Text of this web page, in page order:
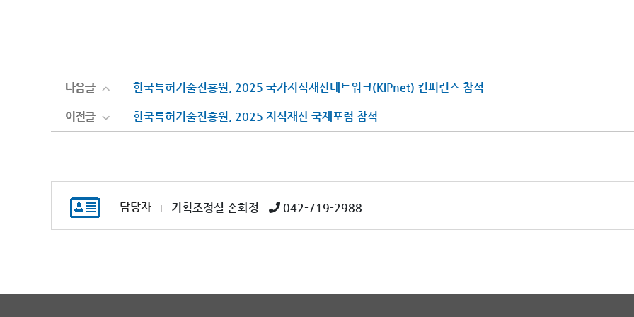
다음글 한국특허기술진흥원, 2025 국가지식재산네트워크(KIPnet) 컨퍼런스 참석
다음글
이전글 한국특허기술진흥원, 2025 지식재산 국제포럼 참석
이전글
담당자 기획조정실 손화정 042-719-2988